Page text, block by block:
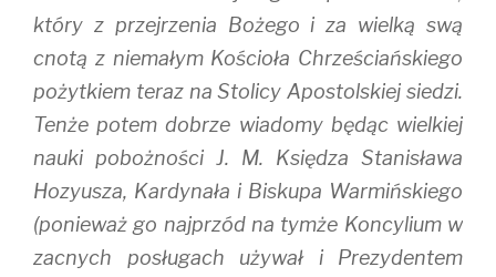
który z przejrzenia Bożego i za wielką swą
cnotą z niemałym Kościoła Chrześciańskiego
pożytkiem teraz na Stolicy Apostolskiej siedzi.
Tenże potem dobrze wiadomy będąc wielkiej
nauki pobożności J. M. Księdza Stanisława
Hozyusza, Kardynała i Biskupa Warmińskiego
(ponieważ go najprzód na tymże Koncylium w
zacnych posługach używał i Prezydentem